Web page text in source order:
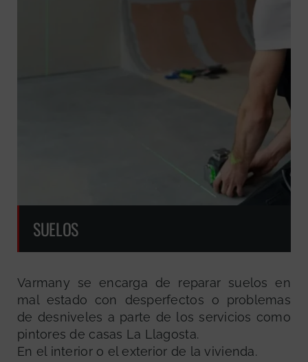
SUELOS
Varmany se encarga de reparar suelos en
mal estado con desperfectos o problemas
de desniveles a parte de los servicios como
pintores de casas La Llagosta.
En el interior o el exterior de la vivienda.